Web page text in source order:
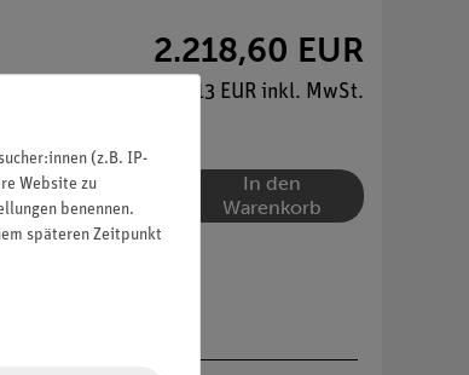
2.218,60 EUR
2.640,13 EUR inkl. MwSt.
In den
Warenkorb
(z.B. IP-
Website zu
benennen.
späteren Zeitpunkt